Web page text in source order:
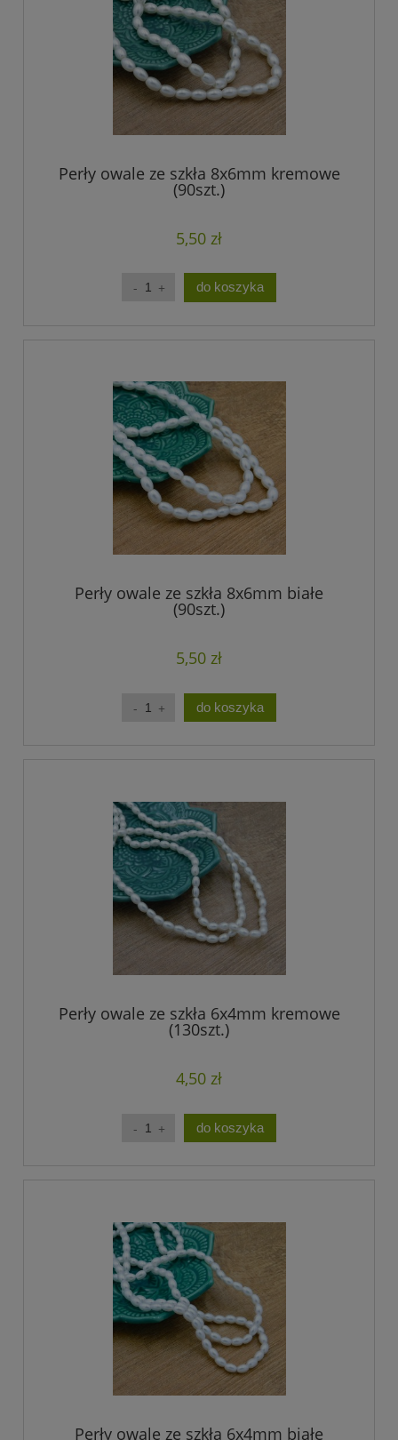
Perły owale ze szkła 8x6mm kremowe
(90szt.)
5,50 zł
do koszyka
Perły owale ze szkła 8x6mm białe
(90szt.)
5,50 zł
do koszyka
Perły owale ze szkła 6x4mm kremowe
(130szt.)
4,50 zł
do koszyka
Perły owale ze szkła 6x4mm białe